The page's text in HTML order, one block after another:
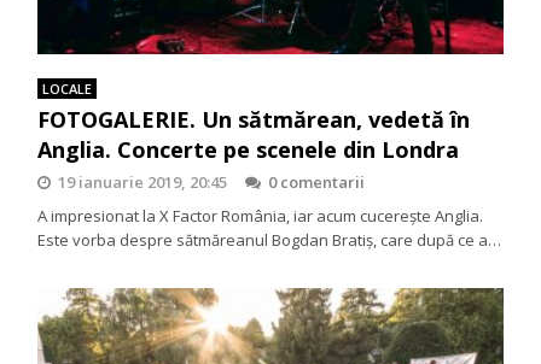
LOCALE
FOTOGALERIE. Un sătmărean, vedetă în
Anglia. Concerte pe scenele din Londra
19 ianuarie 2019, 20:45
0 comentarii
A impresionat la X Factor România, iar acum cucerește Anglia.
Este vorba despre sătmăreanul Bogdan Bratiș, care după ce a…